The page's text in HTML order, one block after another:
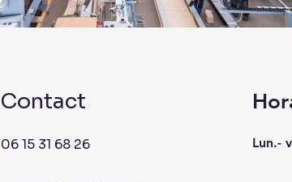
Contact
06 15 31 68 26 Lun.-